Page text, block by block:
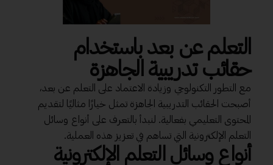
التعلم عن بعد باستخدام
حقائب تدريبية الجاهزة
مع التطور التكنولوجي وزيادة الاعتماد على التعلم عن بعد،
أصبحت الحقائب التدريبية الجاهزة تمثل خيارًا مثاليًا لتقديم
المحتوى التعليمي بفعالية. لنبدأ بالتعرف على أنواع وسائل
التعلم الإلكترونية التي تساهم في تعزيز هذه العملية.
أنواع وسائل التعلم الإلكترونية